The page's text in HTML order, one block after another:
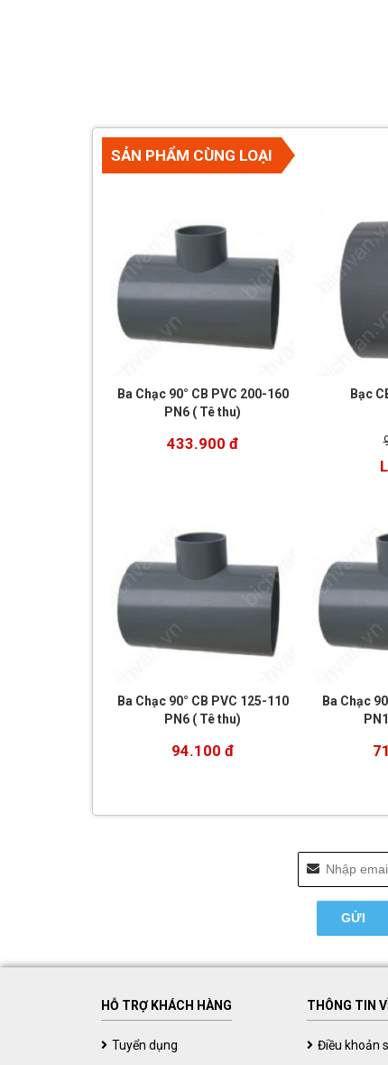
SẢN PHẨM CÙNG LOẠI
Ba Chạc 90° CB PVC 200-160
PN6 ( Tê thu)
433.900 đ
Bạc
Ba Chạc 90° CB PVC 125-110
PN6 ( Tê thu)
94.100 đ
Ba Chạc
HỖ TRỢ KHÁCH HÀNG
Tuyển dụng
THÔNG TIN
Điều khoản